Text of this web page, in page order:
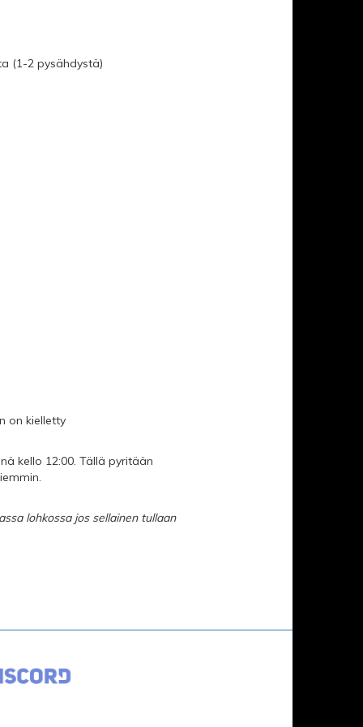
(1-2 pysähdystä)
on kielletty
kello 12:00. Tällä pyritään
lohkossa jos sellainen tullaan